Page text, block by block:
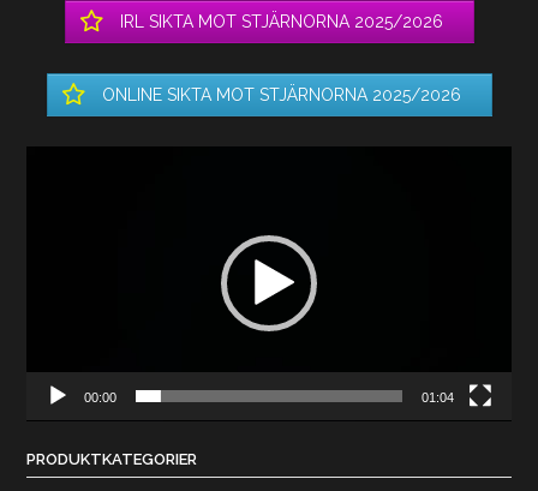
IRL SIKTA MOT STJÄRNORNA 2025/2026
ONLINE SIKTA MOT STJÄRNORNA 2025/2026
00:00 01:04
PRODUKTKATEGORIER